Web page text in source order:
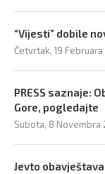
“Vijesti” dobile
Četvrtak, 19
PRESS saznaje:
Gore, pogledajte
Subota, 8 Novembra
Jevto